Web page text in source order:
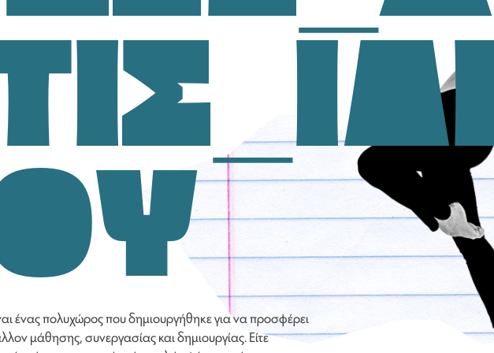
ένας πολυχώρος που δημιουργήθηκε για να προσφέρει
μάθησης, συνεργασίας και δημιουργίας. Είτε